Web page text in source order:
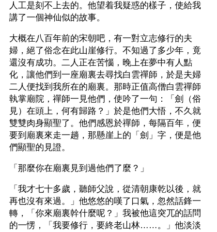
人工是刻不上去的。他望着我疑惑的樣子，使給我
講了一個神仙似的故事。
大概在八百年前的宋朝吧，有一對立志修行的夫
婦，絕了俗念在此山崖修行。不知過了多少年，竟
還沒有成功。二人正在苦惱，晚上在夢中有人點
化，讓他們到一座廟裏去尋找白雲禪師，於是夫婦
二人便找到我所在的廟裏。那時正值高僧白雲禪師
執掌廟院，禪師一見他們，使吟了一句：「劍（俗
見）在頭上，何有歸路？」於是他們大悟，不久就
雙雙肉身顯聖了。他們感恩於禪師，每隔百年，便
要到廟裏來走一趟，那懸崖上的「劍」字，便是他
們顯聖的見證。
「那麼你在廟裏見到過他們了麼？」
「我才七十多歲，聽師父說，從清朝康乾以後，就
再也沒有來過。」他悠悠的嘆了口氣，忽然話鋒一
轉，「你來廟裏幹什麼呢？」我被他這突兀的話問
的一愣，「我要修行，要終老山林……。」他淡淡